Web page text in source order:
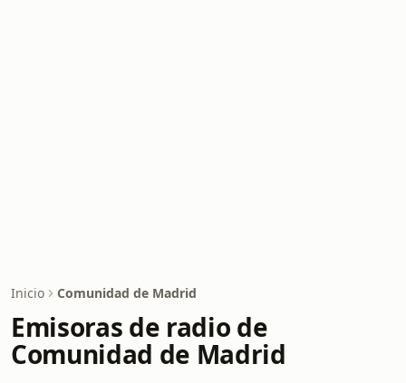
Inicio Comunidad de Madrid
Emisoras de radio de
Comunidad de Madrid